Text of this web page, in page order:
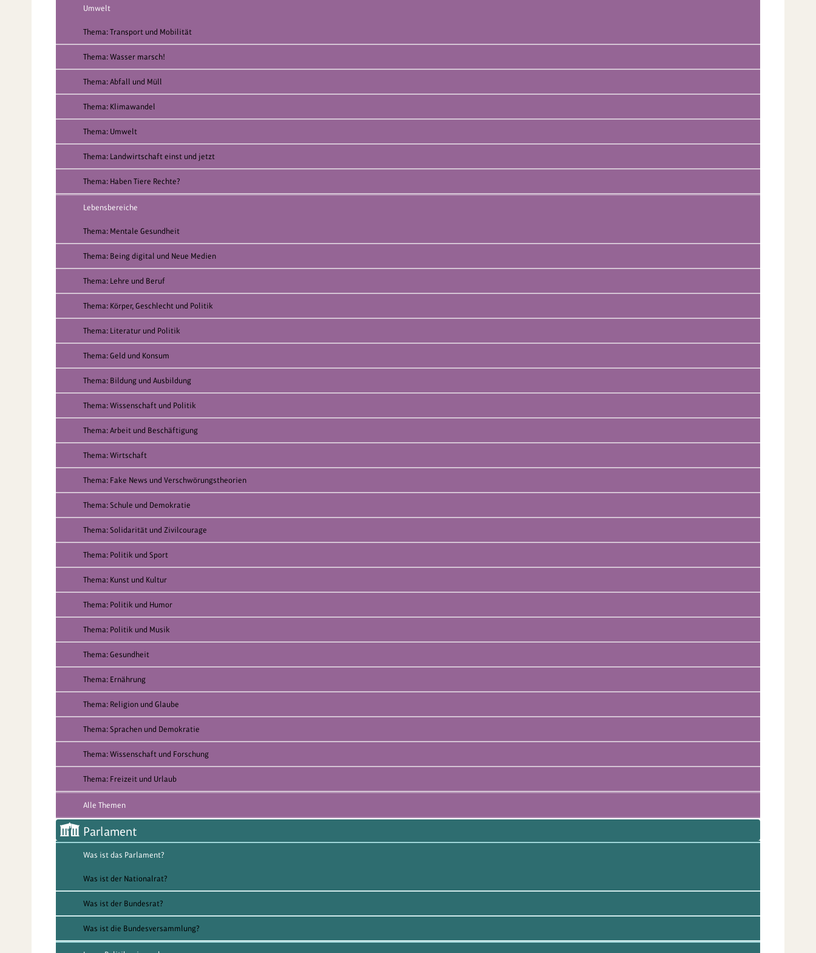
Umwelt
Thema: Transport und Mobilität
Thema: Wasser marsch!
Thema: Abfall und Müll
Thema: Klimawandel
Thema: Umwelt
Thema: Landwirtschaft einst und jetzt
Thema: Haben Tiere Rechte?
Lebensbereiche
Thema: Mentale Gesundheit
Thema: Being digital und Neue Medien
Thema: Lehre und Beruf
Thema: Körper, Geschlecht und Politik
Thema: Literatur und Politik
Thema: Geld und Konsum
Thema: Bildung und Ausbildung
Thema: Wissenschaft und Politik
Thema: Arbeit und Beschäftigung
Thema: Wirtschaft
Thema: Fake News und Verschwörungstheorien
Thema: Schule und Demokratie
Thema: Solidarität und Zivilcourage
Thema: Politik und Sport
Thema: Kunst und Kultur
Thema: Politik und Humor
Thema: Politik und Musik
Thema: Gesundheit
Thema: Ernährung
Thema: Religion und Glaube
Thema: Sprachen und Demokratie
Thema: Wissenschaft und Forschung
Thema: Freizeit und Urlaub
Alle Themen
Parlament
Was ist das Parlament?
Was ist der Nationalrat?
Was ist der Bundesrat?
Was ist die Bundesversammlung?